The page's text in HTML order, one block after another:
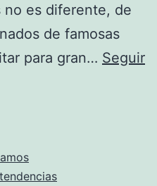
no es diferente, de
de famosas
para gran… Seguir
tendencias